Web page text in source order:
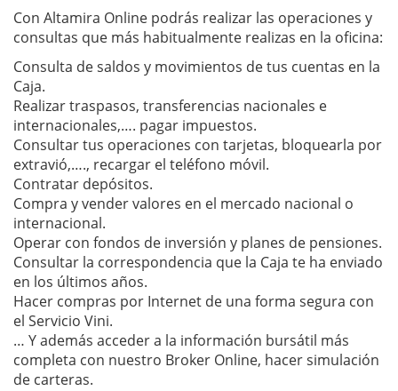
Con Altamira Online podrás realizar las operaciones y
consultas que más habitualmente realizas en la oficina:
Consulta de saldos y movimientos de tus cuentas en la
Caja.
Realizar traspasos, transferencias nacionales e
internacionales,…. pagar impuestos.
Consultar tus operaciones con tarjetas, bloquearla por
extravió,…., recargar el teléfono móvil.
Contratar depósitos.
Compra y vender valores en el mercado nacional o
internacional.
Operar con fondos de inversión y planes de pensiones.
Consultar la correspondencia que la Caja te ha enviado
en los últimos años.
Hacer compras por Internet de una forma segura con
el Servicio Vini.
… Y además acceder a la información bursátil más
completa con nuestro Broker Online, hacer simulación
de carteras.